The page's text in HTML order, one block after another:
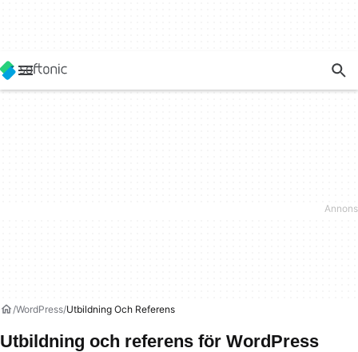
WordPress Utbildning Och Referens
Utbildning och referens för WordPress